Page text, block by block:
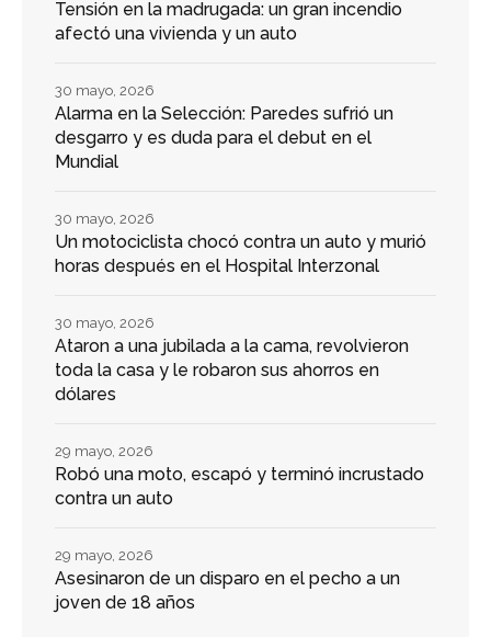
Tensión en la madrugada: un gran incendio
afectó una vivienda y un auto
Alarma en la Selección: Paredes sufrió un
desgarro y es duda para el debut en el
Mundial
30 mayo, 2026
Un motociclista chocó contra un auto y murió
horas después en el Hospital Interzonal
30 mayo, 2026
Ataron a una jubilada a la cama, revolvieron
toda la casa y le robaron sus ahorros en
dólares
30 mayo, 2026
Robó una moto, escapó y terminó incrustado
contra un auto
29 mayo, 2026
Asesinaron de un disparo en el pecho a un
joven de 18 años
29 mayo, 2026